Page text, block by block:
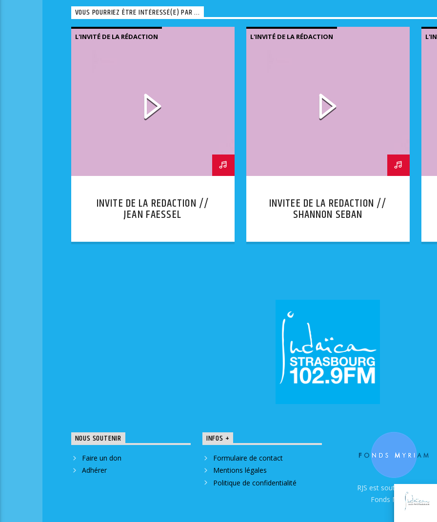
VOUS POURRIEZ ÊTRE INTÉRESSÉ(E) PAR ...
L'INVITÉ DE LA RÉDACTION
INVITE DE LA REDACTION //
JEAN FAESSEL
L'INVITÉ DE LA RÉDACTION
INVITEE DE LA REDACTION //
SHANNON SEBAN
NOUS SOUTENIR
Faire un don
Adhérer
INFOS +
Formulaire de contact
Mentions légales
Politique de confidentialité
RJS est soutenue par le
Fonds Myriam